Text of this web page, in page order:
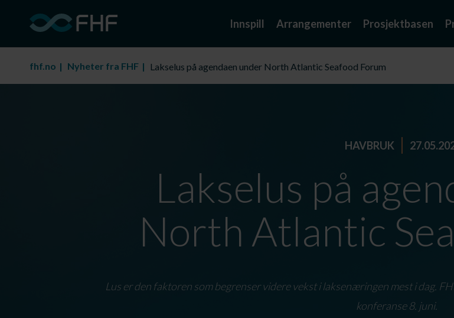
Innspill Arrangementer Prosjektbasen
fhf.no Nyheter fra FHF Lakselus på agendaen under North Atlantic Seafood Forum
HAVBRUK
Lakselus på
North Atlantic
Lus er den faktoren som begrenser videre vekst i laksenæringen mest i dag.
konferanse 8. juni.